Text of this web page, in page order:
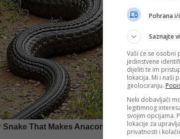
Pohrana
Saznajte
Vaši će se osobni
jedinstvene
dijeliti te im
lokacija. Mi i naši
geolociranju.
Neki dobavljači
legitimnog
svojim opcijama.
lokacije za
privatnosti i